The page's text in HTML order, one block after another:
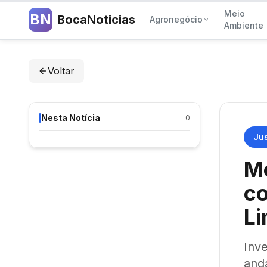
BN BocaNoticias Agronegócio
Meio
Ambiente
Voltar
Nesta Notícia 0